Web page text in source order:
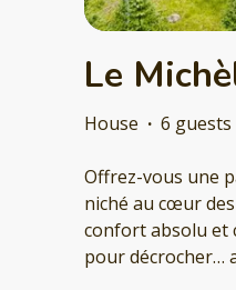
Le
House · 6 guests
Offrez-vous une
niché au cœur
confort absolu et
pour décrocher…